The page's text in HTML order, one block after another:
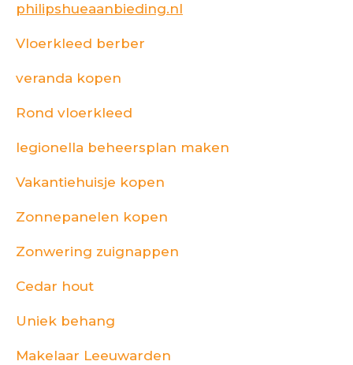
philipshueaanbieding.nl
Vloerkleed berber
veranda kopen
Rond vloerkleed
legionella beheersplan maken
Vakantiehuisje kopen
Zonnepanelen kopen
Zonwering zuignappen
Cedar hout
Uniek behang
Makelaar Leeuwarden